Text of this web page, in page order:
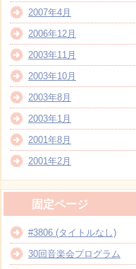
2007年4月
2006年12月
2003年11月
2003年10月
2003年8月
2003年1月
2001年8月
2001年2月
固定ページ
#3806 (タイトルなし)
30回音楽会プログラム